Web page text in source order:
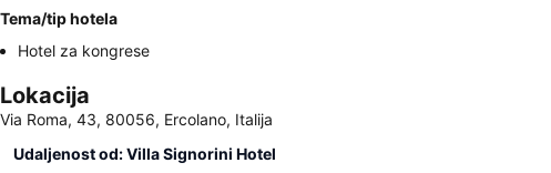
Tema/tip hotela
Hotel za kongrese
Lokacija
Via Roma, 43, 80056, Ercolano, Italija
Udaljenost od: Villa Signorini Hotel